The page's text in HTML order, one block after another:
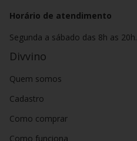
Horário de atendimento
Segunda a sábado das 8h as 20h.
Divvino
Quem somos
Cadastro
Como comprar
Como funciona